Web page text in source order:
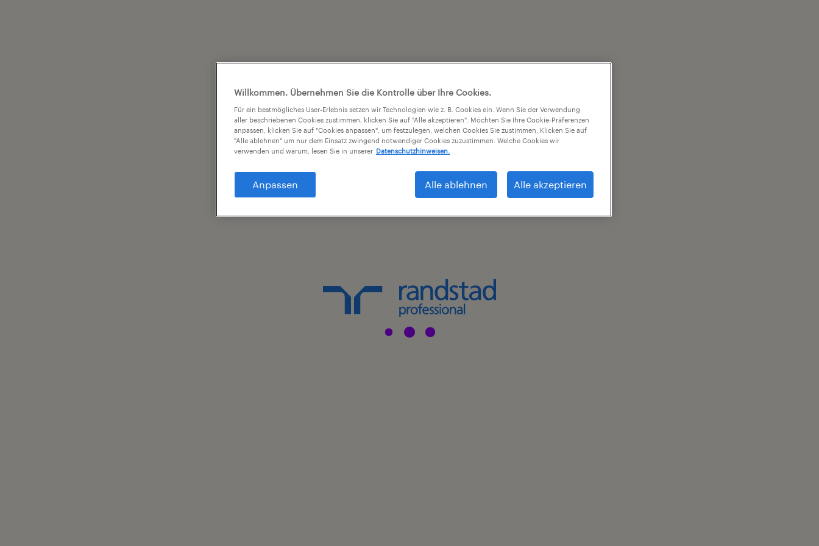
Willkommen. Übernehmen Sie die Kontrolle über Ihre Cookies.
Für ein bestmögliches User-Erlebnis setzen wir Technologien wie z. B. Cookies ein. Wenn Sie der Verwendung
aller beschriebenen Cookies zustimmen, klicken Sie auf "Alle akzeptieren". Möchten Sie Ihre Cookie-Präferenzen
anpassen, klicken Sie auf "Cookies anpassen", um festzulegen, welchen Cookies Sie zustimmen. Klicken Sie auf
"Alle ablehnen" um nur dem Einsatz zwingend notwendiger Cookies zuzustimmen. Welche Cookies wir
verwenden und warum, lesen Sie in unserer Datenschutzhinweisen.
Anpassen Alle ablehnen Alle akzeptieren